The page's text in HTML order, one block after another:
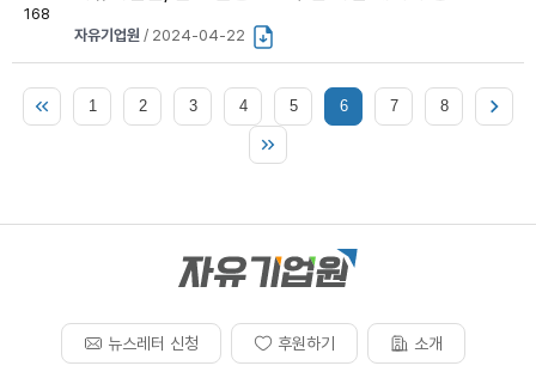
168
자유기업원 / 2024-04-22
1 2 3 4 5 6 7 8
뉴스레터 신청 후원하기 소개